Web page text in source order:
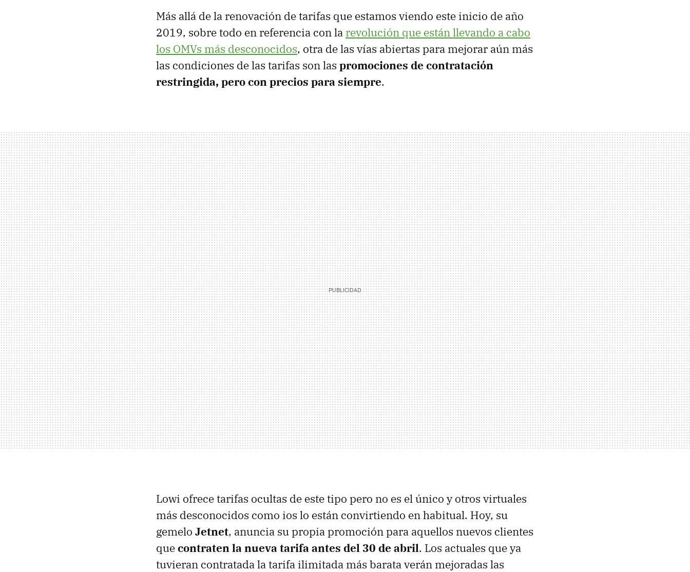
Más allá de la renovación de tarifas que estamos viendo este inicio de año
2019, sobre todo en referencia con la revolución que están llevando a cabo
los OMVs más desconocidos, otra de las vías abiertas para mejorar aún más
las condiciones de las tarifas son las promociones de contratación
restringida, pero con precios para siempre.
Lowi ofrece tarifas ocultas de este tipo pero no es el único y otros virtuales
más desconocidos como ios lo están convirtiendo en habitual. Hoy, su
gemelo Jetnet, anuncia su propia promoción para aquellos nuevos clientes
quecontraten la nueva tarifa antes del 30 de abril. Los actuales que ya
tuvieran contratada la tarifa ilimitada más barata verán mejoradas las